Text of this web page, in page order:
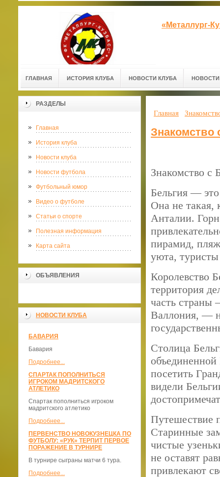
«Металлург-
ГЛАВНАЯ ИСТОРИЯ КЛУБА НОВОСТИ КЛУБА
РАЗДЕЛЫ
Главная
История клуба
Новости клуба
Новости футбола
Футбольный юмор
Видео о футболе
Статьи о спорте
Полезная информация
Карта сайта
ОБЪЯВЛЕНИЯ
НОВОСТИ КЛУБА
БАВАРИЯ
Бавария
Подробнее...
СПАРТАК ПОПОЛНИТЬСЯ
ИГРОКОМ МАДРИТСКОГО
АТЛЕТИКО
Спартак пополниться игроком
мадритского атлетико
Подробнее...
ПЕРВЕНСТВО НОВОКУЗНЕЦКА ПО
ФУТБОЛУ: «РУК» ТЕРПИТ ПЕРВОЕ
ПОРАЖЕНИЕ В ТУРНИРЕ
В турнире сыграны матчи 6 тура.
Подробнее...
Главная
Знакомство
Знакомство с
Бельгия —
Она не такая,
Анталии.
пирамид,
уюта,
Королевство
территория
часть страны
Валлония, —
Столица
объединенной
посетить
видели
Путешествие
Старинные
чистые
не оставят
привлекают